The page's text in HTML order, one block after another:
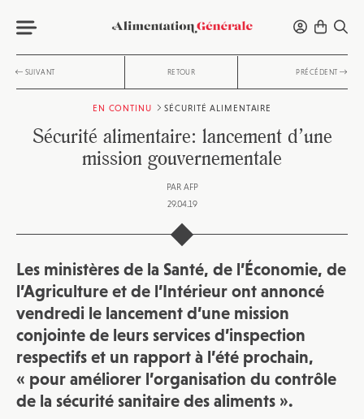
SUIVANT RETOUR PRÉCÉDENT
EN CONTINU SÉCURITÉ ALIMENTAIRE
Sécurité alimentaire: lancement d’une
mission gouvernementale
PAR AFP
29.04.19
Les ministères de la Santé, de l’Économie, de
l’Agriculture et de l’Intérieur ont annoncé
vendredi le lancement d’une mission
conjointe de leurs services d’inspection
respectifs et un rapport à l’été prochain,
« pour améliorer l’organisation du contrôle
de la sécurité sanitaire des aliments ».